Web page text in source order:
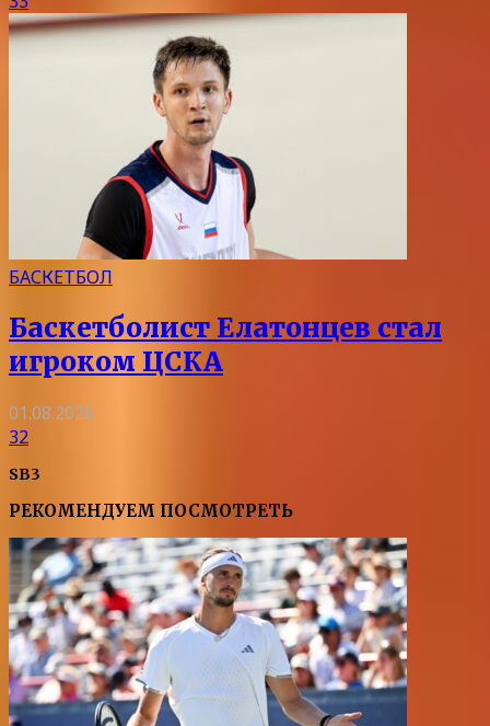
БАСКЕТБОЛ
Баскетболист Елатонцев стал
игроком ЦСКА
01.08.2026
32
SB3
РЕКОМЕНДУЕМ ПОСМОТРЕТЬ